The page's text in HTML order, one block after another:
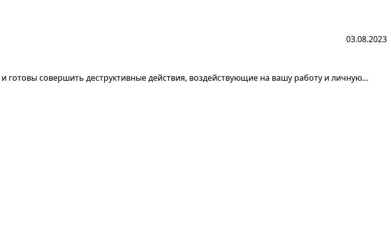
03.08.2023
готовы совершить деструктивные действия, воздействующие на вашу работу и личную...